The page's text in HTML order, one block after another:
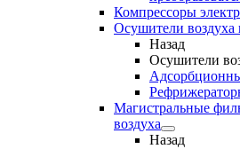
Компрессоры
Осушители
Назад
Осушители
Магистральные
воздуха
Назад